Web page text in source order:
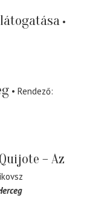
Rendező
– Az